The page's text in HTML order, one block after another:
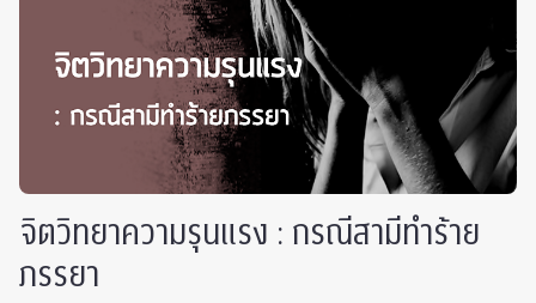
จิตวิทยาความรุนแรง : กรณีสามีทำร้าย
ภรรยา